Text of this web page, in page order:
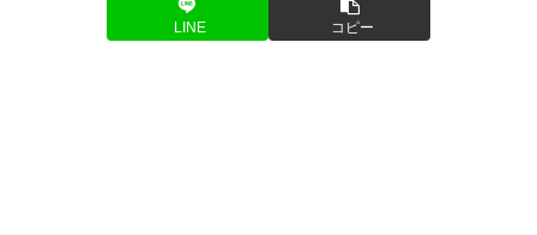
LINE コピー